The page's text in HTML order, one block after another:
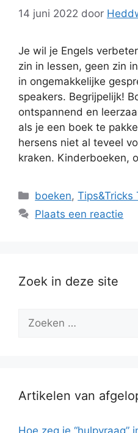
14 juni 2022 door
Je wil je Engels
zin in lessen, geen zin
in ongemakkelijke
speakers. Begrijpelijk!
ontspannend en
als je een boek te
hersens niet al teveel
kraken. Kinderboeken,
Categorieën
boeken,Tips&Tricks
Plaats een reactie
Zoek in deze site
Zoek
Artikelen van
Hoe zeg je “hulpvraag”